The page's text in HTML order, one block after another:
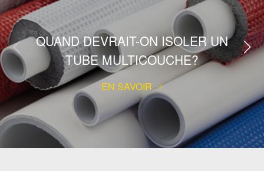
QUAND DEVRAIT-ON ISOLER UN
TUBE MULTICOUCHE?
EN SAVOIR